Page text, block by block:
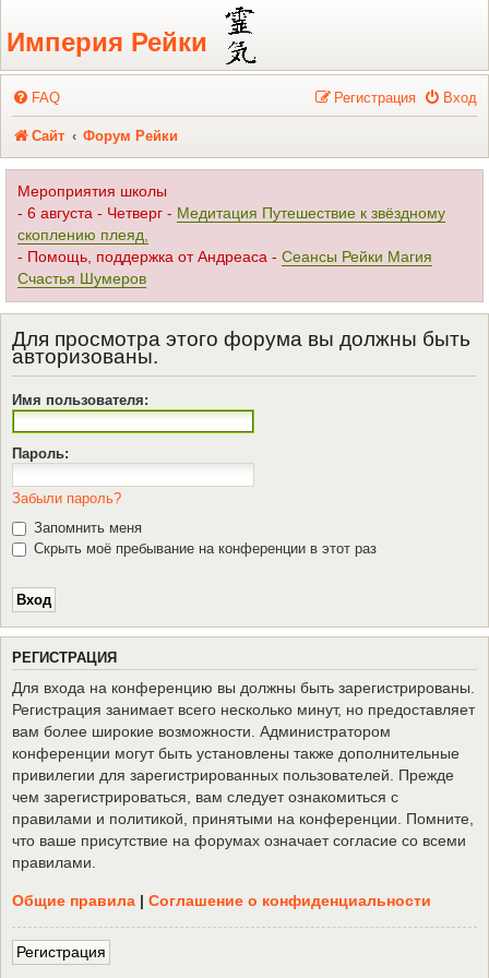
Регистрация
Империя Рейки
FAQ Вход
Регистрация
Сайт Форум Рейки
Мероприятия школы
- 6 августа - Четверг - Медитация Путешествие к звёздному
скоплению плеяд,
- Помощь, поддержка от Андреаса - Сеансы Рейки Магия
Счастья Шумеров
Для просмотра этого форума вы должны быть
авторизованы.
Имя пользователя:
Пароль:
Забыли пароль?
Запомнить меня
Скрыть моё пребывание на конференции в этот раз
РЕГИСТРАЦИЯ
Для входа на конференцию вы должны быть зарегистрированы.
Регистрация занимает всего несколько минут, но предоставляет
вам более широкие возможности. Администратором
конференции могут быть установлены также дополнительные
привилегии для зарегистрированных пользователей. Прежде
чем зарегистрироваться, вам следует ознакомиться с
правилами и политикой, принятыми на конференции. Помните,
что ваше присутствие на форумах означает согласие со всеми
правилами.
Общие правила | Соглашение о конфиденциальности
Регистрация